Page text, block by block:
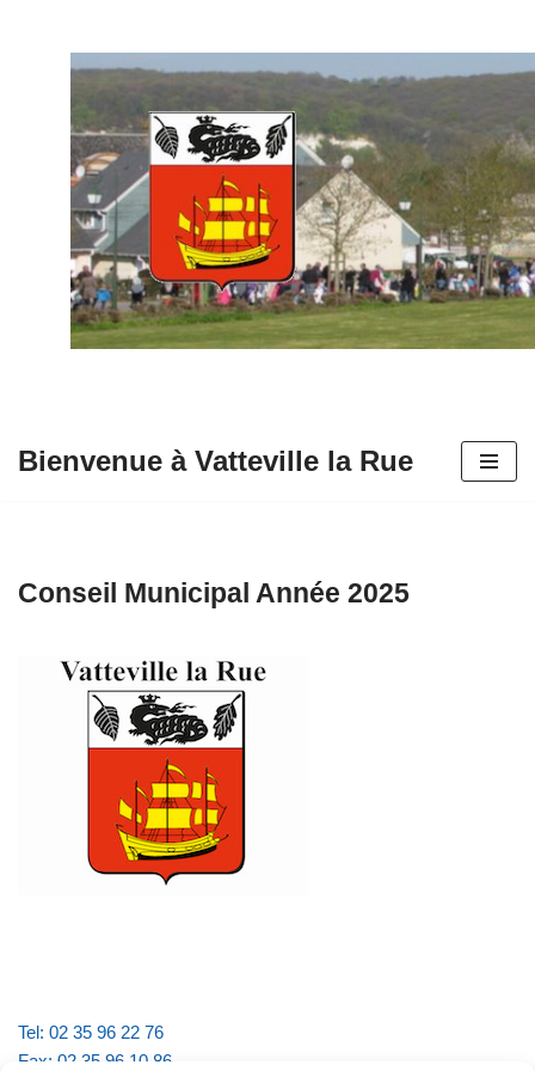
contenu
Bienvenue à Vatteville la Rue
Conseil Municipal Année 2025
Tel: 02 35 96 22 76
Fax: 02 35 96 10 86